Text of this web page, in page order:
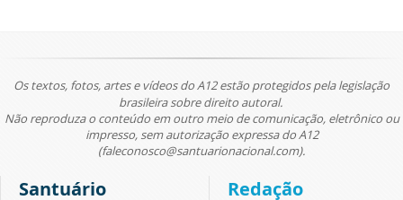
Os textos, fotos, artes e vídeos do A12 estão protegidos pela legislação
brasileira sobre direito autoral.
Não reproduza o conteúdo em outro meio de comunicação, eletrônico ou
impresso, sem autorização expressa do A12
(faleconosco@santuarionacional.com).
Santuário Redação